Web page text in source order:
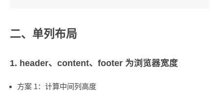
二、单列布局
1. header、content、footer 为浏览器宽度
方案 1：计算中间列高度